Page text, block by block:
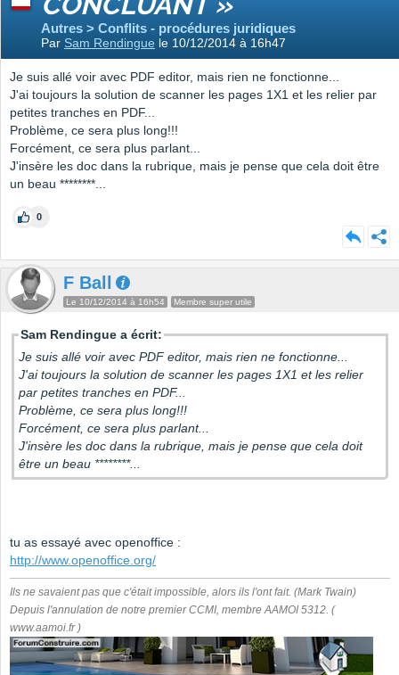
Autres > Conflits - procédures juridiques
Par Sam Rendingue le 10/12/2014 à 16h47
Je suis allé voir avec PDF editor, mais rien ne fonctionne...
J'ai toujours la solution de scanner les pages 1X1 et les relier par
petites tranches en PDF...
Problème, ce sera plus long!!!
Forcément, ce sera plus parlant...
J'insère les doc dans la rubrique, mais je pense que cela doit être
un beau ********...
0
F Ball
Le 10/12/2014 à 16h54 Membre super utile
Sam Rendingue a écrit:
Je suis allé voir avec PDF editor, mais rien ne fonctionne...
J'ai toujours la solution de scanner les pages 1X1 et les relier
par petites tranches en PDF...
Problème, ce sera plus long!!!
Forcément, ce sera plus parlant...
J'insère les doc dans la rubrique, mais je pense que cela doit
être un beau ********...
tu as essayé avec openoffice :
http://www.openoffice.org/
Ils ne savaient pas que c'était impossible, alors ils l'ont fait. (Mark Twain)
Depuis l'annulation de notre premier CCMI, membre AAMOI 5312. (
www.aamoi.fr )